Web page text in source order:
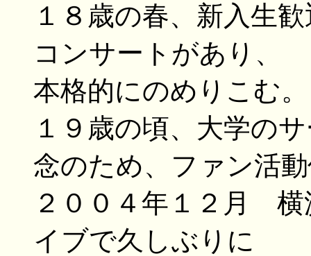
１８歳の春、新入生
コンサートがあり、
本格的にのめりこむ。
１９歳の頃、大学の
念のため、ファン活
２００４年１２月 横
イブで久しぶりに